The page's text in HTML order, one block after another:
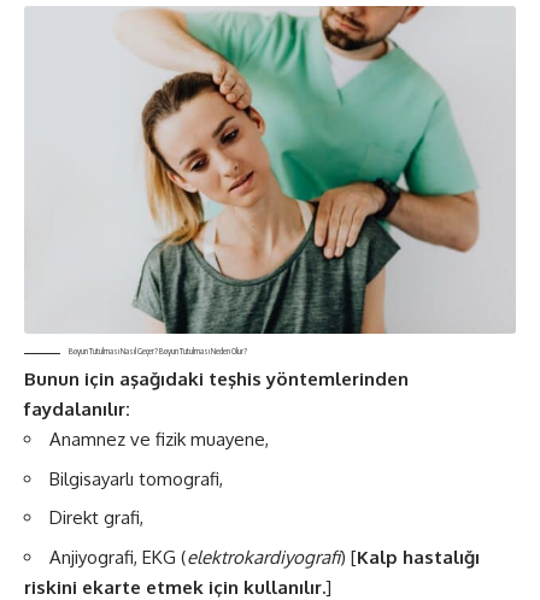
Boyun Tutulması Nasıl Geçer? Boyun Tutulması Neden Olur?
Bunun için aşağıdaki teşhis yöntemlerinden
faydalanılır:
Anamnez ve fizik muayene,
Bilgisayarlı tomografi,
Direkt grafi,
Anjiyografi, EKG (elektrokardiyografi) [Kalp hastalığı
riskini ekarte etmek için kullanılır.]